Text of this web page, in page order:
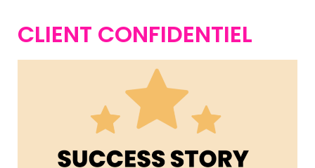
CLIENT CONFIDENTIEL